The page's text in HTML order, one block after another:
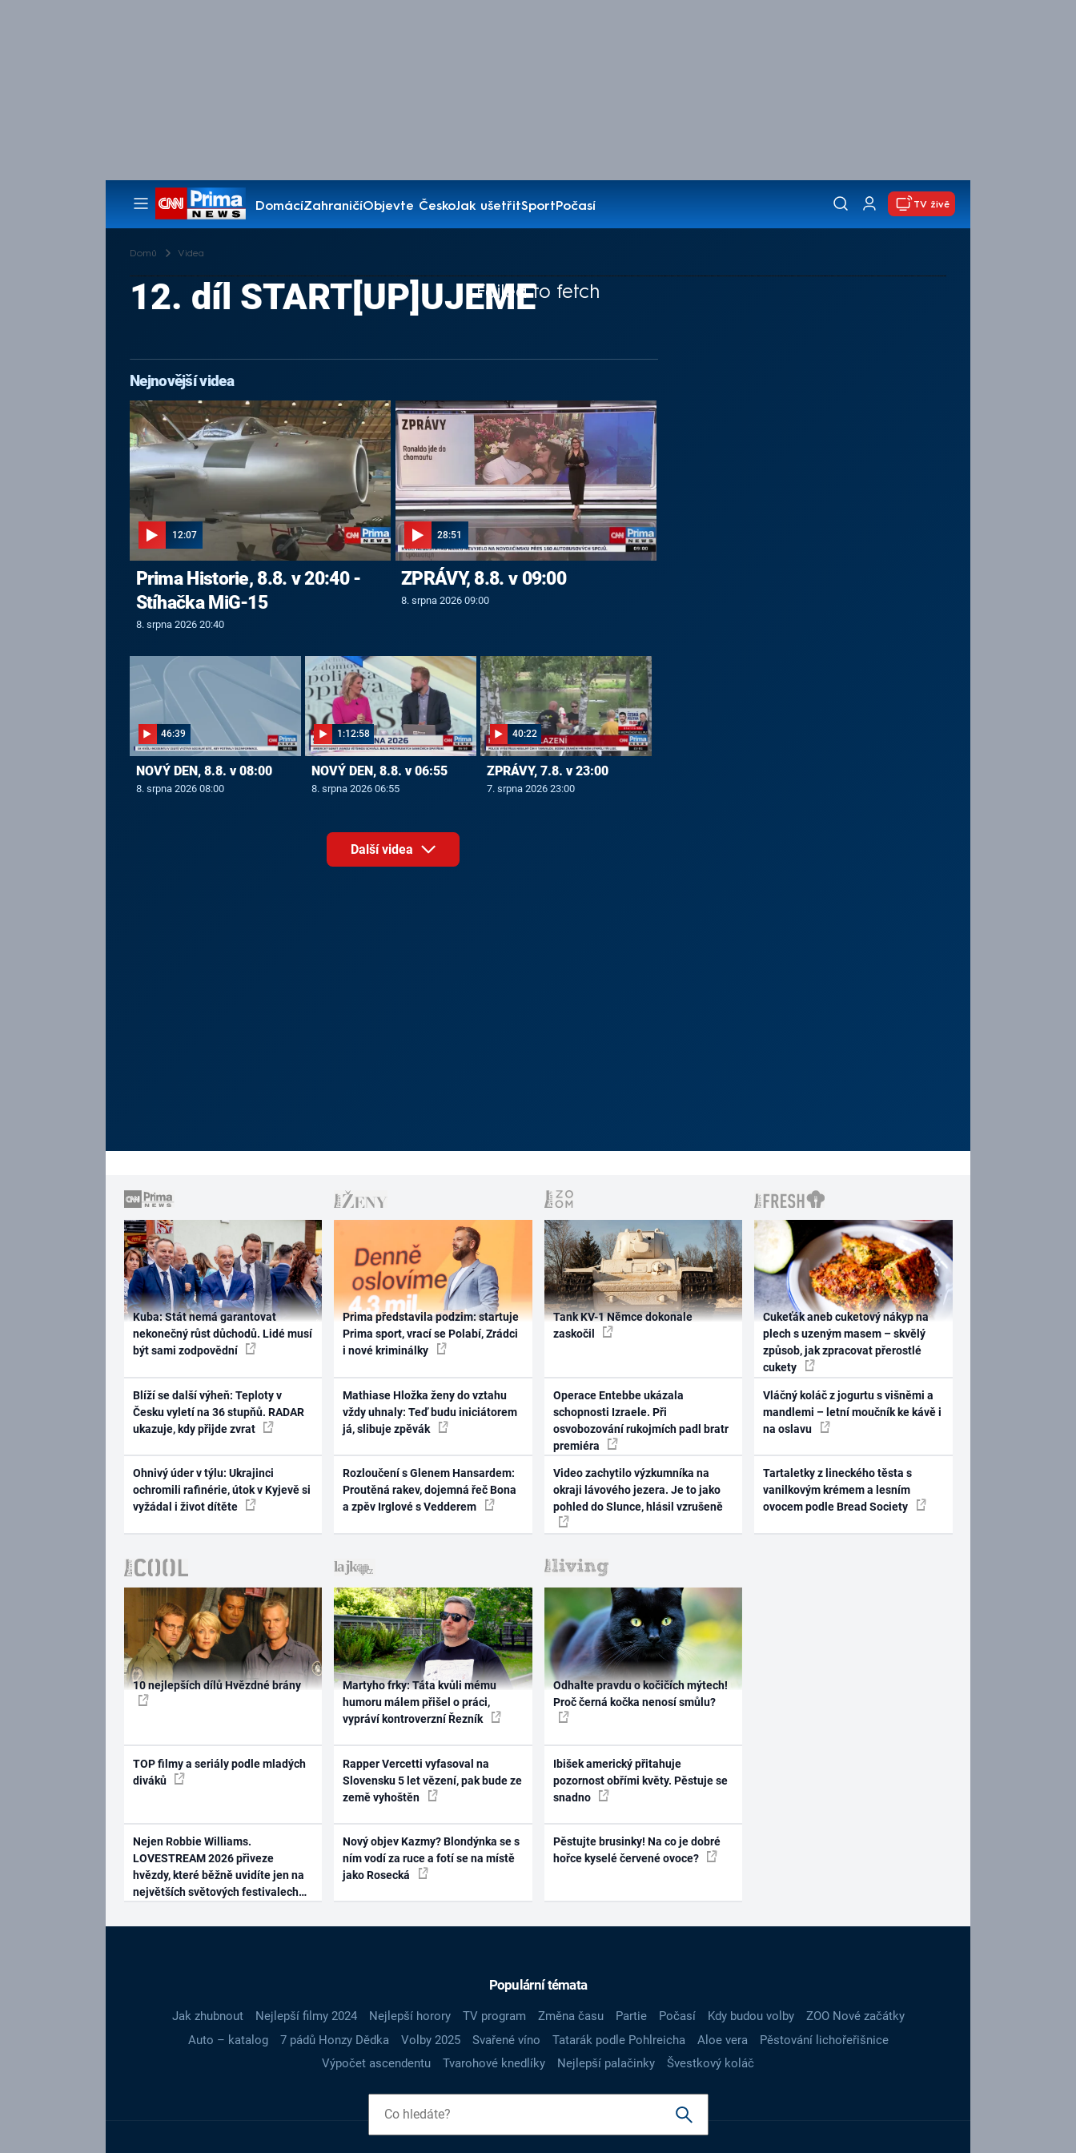
DomácíZahraničíObjevte ČeskoJak ušetřitSportPočasí
Pořady
TV živě
Domů Videa
Failed to fetch
12. díl START[UP]UJEME
Nejnovější videa
12:07
Prima Historie, 8.8. v 20:40 -
Stíhačka MiG-15
8. srpna 2026 20:40
28:51
ZPRÁVY, 8.8. v 09:00
8. srpna 2026 09:00
46:39
NOVÝ DEN, 8.8. v 08:00
8. srpna 2026 08:00
1:12:58
NOVÝ DEN, 8.8. v 06:55
8. srpna 2026 06:55
40:22
ZPRÁVY, 7.8. v 23:00
7. srpna 2026 23:00
Další videa
Kuba: Stát nemá garantovat
nekonečný růst důchodů. Lidé musí
být sami zodpovědní
Blíží se další výheň: Teploty v
Česku vyletí na 36 stupňů. RADAR
ukazuje, kdy přijde zvrat
Ohnivý úder v týlu: Ukrajinci
ochromili rafinérie, útok v Kyjevě si
vyžádal i život dítěte
Prima představila podzim: startuje
Prima sport, vrací se Polabí, Zrádci
i nové kriminálky
Mathiase Hložka ženy do vztahu
vždy uhnaly: Teď budu iniciátorem
já, slibuje zpěvák
Rozloučení s Glenem Hansardem:
Proutěná rakev, dojemná řeč Bona
a zpěv Irglové s Vedderem
Tank KV-1 Němce dokonale
zaskočil
Operace Entebbe ukázala
schopnosti Izraele. Při
osvobozování rukojmích padl bratr
premiéra
Video zachytilo výzkumníka na
okraji lávového jezera. Je to jako
pohled do Slunce, hlásil vzrušeně
Cukeťák aneb cuketový nákyp na
plech s uzeným masem – skvělý
způsob, jak zpracovat přerostlé
cukety
Vláčný koláč z jogurtu s višněmi a
mandlemi – letní moučník ke kávě i
na oslavu
Tartaletky z lineckého těsta s
vanilkovým krémem a lesním
ovocem podle Bread Society
10 nejlepších dílů Hvězdné brány
TOP filmy a seriály podle mladých
diváků
Nejen Robbie Williams.
LOVESTREAM 2026 přiveze
hvězdy, které běžně uvidíte jen na
největších světových festivalech
Martyho frky: Táta kvůli mému
humoru málem přišel o práci,
vypráví kontroverzní Řezník
Rapper Vercetti vyfasoval na
Slovensku 5 let vězení, pak bude ze
země vyhoštěn
Nový objev Kazmy? Blondýnka se s
ním vodí za ruce a fotí se na místě
jako Rosecká
Odhalte pravdu o kočičích mýtech!
Proč černá kočka nenosí smůlu?
Ibišek americký přitahuje
pozornost obřími květy. Pěstuje se
snadno
Pěstujte brusinky! Na co je dobré
hořce kyselé červené ovoce?
Populární témata
Jak zhubnout Nejlepší filmy 2024 Nejlepší horory TV program Změna času Partie Počasí Kdy budou volby
ZOO Nové začátky
Auto – katalog
7 pádů Honzy Dědka Volby 2025 Svařené víno Tatarák podle Pohlreicha Aloe vera
Pěstování lichořeřišnice
Výpočet ascendentu
Tvarohové knedlíky Nejlepší palačinky Švestkový koláč